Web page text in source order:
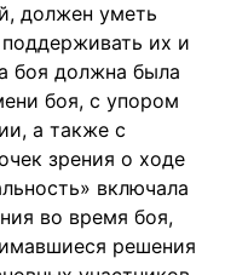
должен уметь
поддерживать их и
боя должна была
боя, с упором
а также с
зрения о ходе
включала
во время боя,
решения